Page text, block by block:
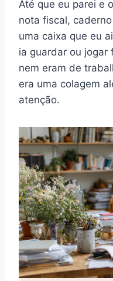
Até que eu parei e
nota fiscal,
uma caixa que eu
ia guardar ou jogar
nem eram de
era uma colagem
atenção.